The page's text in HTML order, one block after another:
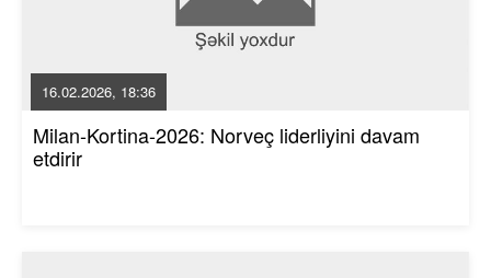
16.02.2026, 18:36
Milan-Kortina-2026: Norveç liderliyini davam
etdirir